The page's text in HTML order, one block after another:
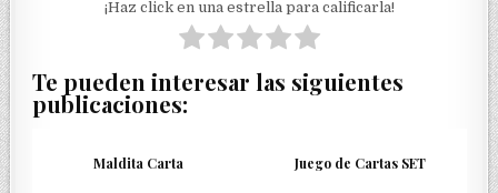
¡Haz click en una estrella para calificarla!
Te pueden interesar las siguientes
publicaciones:
Maldita Carta Juego de Cartas SET